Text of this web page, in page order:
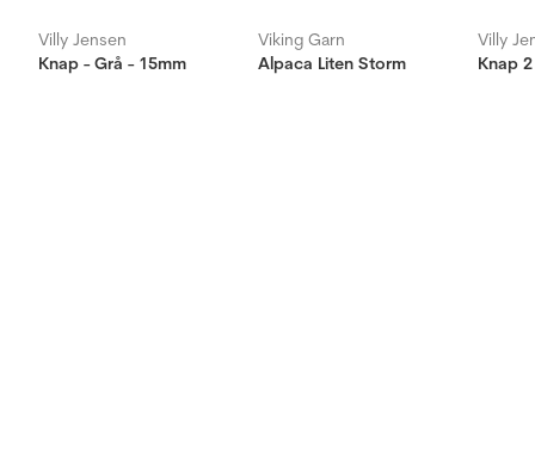
Villy Jensen
Knap - Grå - 15mm
Viking Garn
Alpaca Liten Storm
Villy